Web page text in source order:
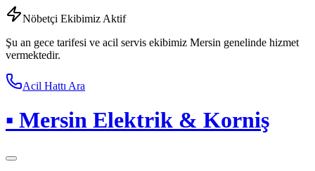
Nöbetçi Ekibimiz Aktif
Şu an gece tarifesi ve acil servis ekibimiz Mersin genelinde hizmet
vermektedir.
Acil Hattı Ara
▪ Mersin Elektrik & Korniş